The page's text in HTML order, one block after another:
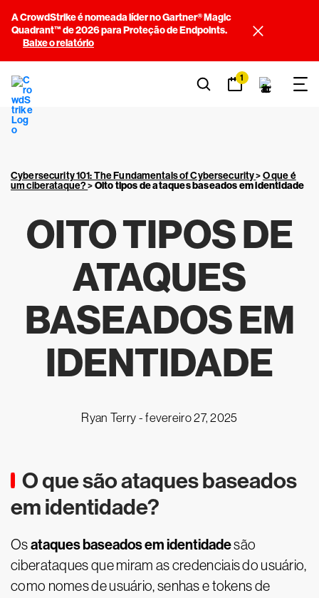
A CrowdStrike é nomeada líder no Gartner® Magic
Quadrant™ de 2026 para Proteção de Endpoints.
Baixe o relatório
1
Cybersecurity 101: The Fundamentals of Cybersecurity>O que é
um ciberataque?>Oito tipos de ataques baseados em identidade
OITO TIPOS DE
ATAQUES
BASEADOS EM
IDENTIDADE
Ryan Terry -fevereiro 27, 2025
O que são ataques baseados
em identidade?
Osataques baseados em identidadesão
ciberataques que miram as credenciais do usuário,
como nomes de usuário, senhas e tokens de